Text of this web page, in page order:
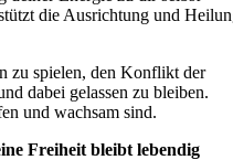
die Ausrichtung und
zu spielen, den Konflikt der
dabei gelassen zu bleiben.
und wachsam sind.
Freiheit bleibt lebendig